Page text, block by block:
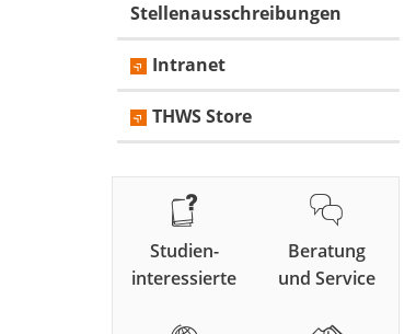
Stellenausschreibungen
Intranet
THWS Store
Studien-
interessierte
Beratung
und Service